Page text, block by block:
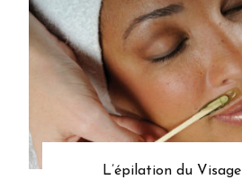
L’épilation du Visage